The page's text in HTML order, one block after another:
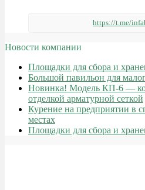
https://t.me/
Новости компании
Площадки для сбора и
Большой павильон для
Новинка! Модель КП-6 —
отделкой арматурной сеткой
Курение на предприятии в
местах
Площадки для сбора и